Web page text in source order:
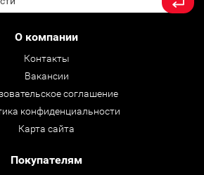
О компании
Контакты
Вакансии
соглашение
конфиденциальности
Карта сайта
Покупателям